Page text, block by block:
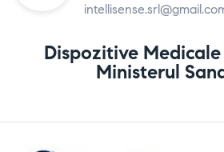
Dispozitive
Ministerul